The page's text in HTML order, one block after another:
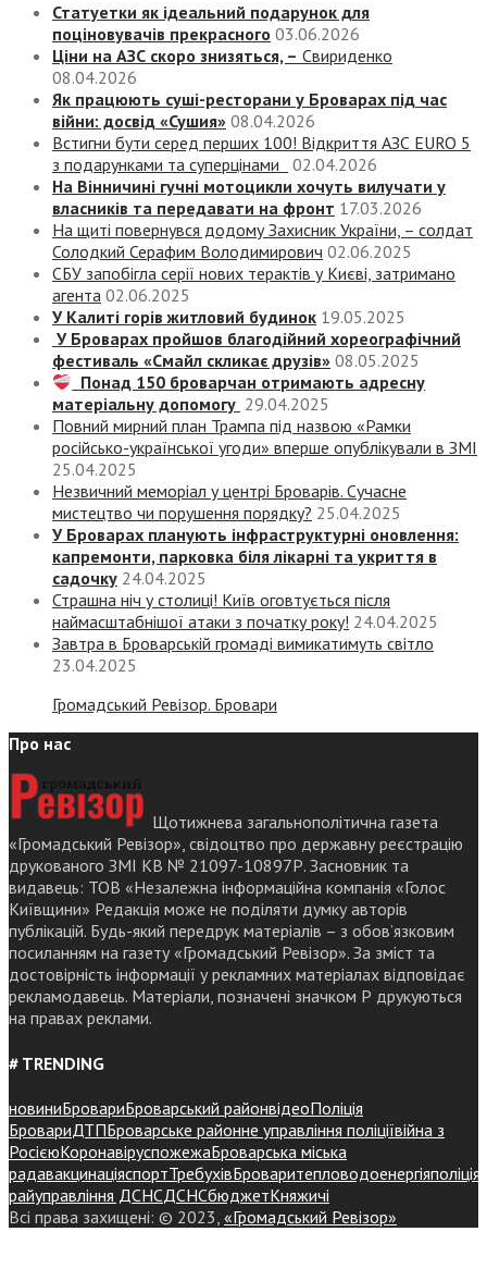
Статуетки як ідеальний подарунок для
поціновувачів прекрасного 03.06.2026
Ціни на АЗС скоро знизяться, – Свириденко
08.04.2026
Як працюють суші-ресторани у Броварах під час
війни: досвід «Сушия» 08.04.2026
Встигни бути серед перших 100! Відкриття АЗС EURO 5
з подарунками та суперцінами
02.04.2026
На Вінничині гучні мотоцикли хочуть вилучати у
власників та передавати на фронт 17.03.2026
На щиті повернувся додому Захисник України, – солдат
Солодкий Серафим Володимирович 02.06.2025
СБУ запобігла серії нових терактів у Києві, затримано
агента 02.06.2025
У Калиті горів житловий будинок 19.05.2025
У Броварах пройшов благодійний хореографічний
фестиваль «Смайл скликає друзів» 08.05.2025
Понад 150 броварчан отримають адресну
матеріальну допомогу 29.04.2025
Повний мирний план Трампа під назвою «‎Рамки
російсько-української угоди» вперше опублікували в ЗМІ
25.04.2025
Незвичний меморіал у центрі Броварів. Сучасне
мистецтво чи порушення порядку? 25.04.2025
У Броварах планують інфраструктурні оновлення:
капремонти, парковка біля лікарні та укриття в
садочку 24.04.2025
Страшна ніч у столиці! Київ оговтується після
наймасштабнішої атаки з початку року! 24.04.2025
Завтра в Броварській громаді вимикатимуть світло
23.04.2025
Громадський Ревізор. Бровари
Про нас
Щотижнева загальнополітична газета
«Громадський Ревізор», свідоцтво про державну реєстрацію
друкованого ЗМІ КВ № 21097-10897Р. Засновник та
видавець: ТОВ «Незалежна інформаційна компанія «Голос
Київщини» Редакція може не поділяти думку авторів
публікацій. Будь-який передрук матеріалів – з обов’язковим
посиланням на газету «Громадський Ревізор». За зміст та
достовірність інформації у рекламних матеріалах відповідає
рекламодавець. Матеріали, позначені значком Р друкуються
на правах реклами.
# TRENDING
новиниБровариБроварський районвідеоПоліція
БровариДТПБроварське районне управління поліціївійна з
РосієюКоронавіруспожежаБроварська міська
радавакцинаціяспортТребухівБроваритепловодоенергіяполіція
райуправління ДСНСДСНСбюджетКняжичі
Всі права захищені: © 2023, «Громадський Ревізор»